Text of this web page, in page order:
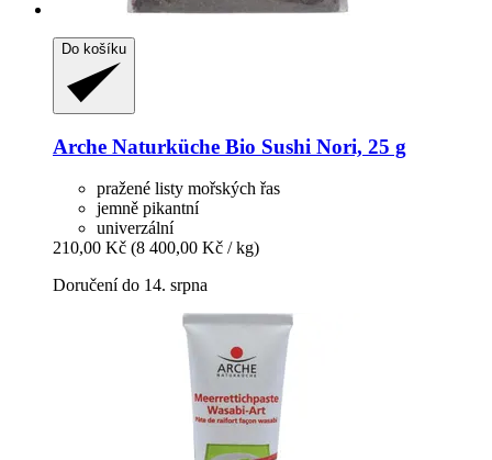
Do košíku
Arche Naturküche Bio Sushi Nori, 25 g
pražené listy mořských řas
jemně pikantní
univerzální
210,00 Kč (8 400,00 Kč / kg)
Doručení do 14. srpna